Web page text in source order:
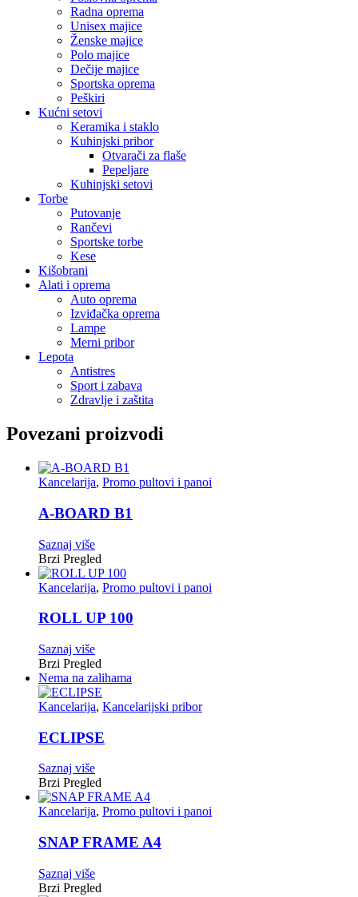
Radna oprema
Unisex majice
Ženske majice
Polo majice
Dečije majice
Sportska oprema
Peškiri
Kućni setovi
Keramika i staklo
Kuhinjski pribor
Otvarači za flaše
Pepeljare
Kuhinjski setovi
Torbe
Putovanje
Rančevi
Sportske torbe
Kese
Kišobrani
Alati i oprema
Auto oprema
Izviđačka oprema
Lampe
Merni pribor
Lepota
Antistres
Sport i zabava
Zdravlje i zaštita
Povezani proizvodi
Kancelarija, Promo pultovi i panoi
A-BOARD B1
Saznaj više
Brzi Pregled
Kancelarija, Promo pultovi i panoi
ROLL UP 100
Saznaj više
Brzi Pregled
Nema na zalihama
Kancelarija, Kancelarijski pribor
ECLIPSE
Saznaj više
Brzi Pregled
Kancelarija, Promo pultovi i panoi
SNAP FRAME A4
Saznaj više
Brzi Pregled